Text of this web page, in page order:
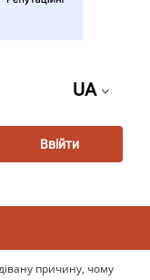
UA
Ввійти
причину, чому